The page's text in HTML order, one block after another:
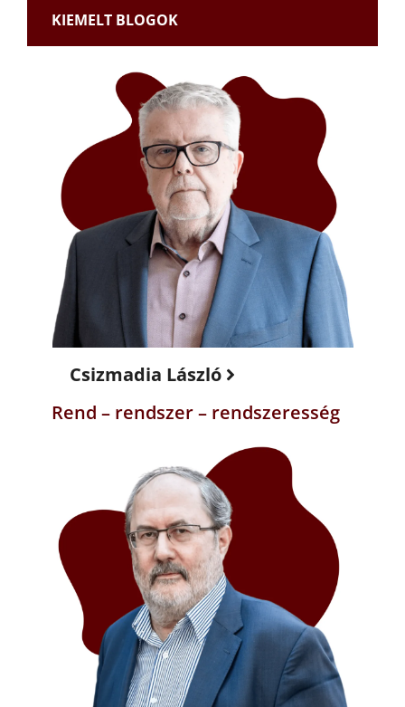
KIEMELT BLOGOK
Csizmadia László
Rend – rendszer – rendszeresség